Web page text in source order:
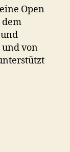
Open
dem
von